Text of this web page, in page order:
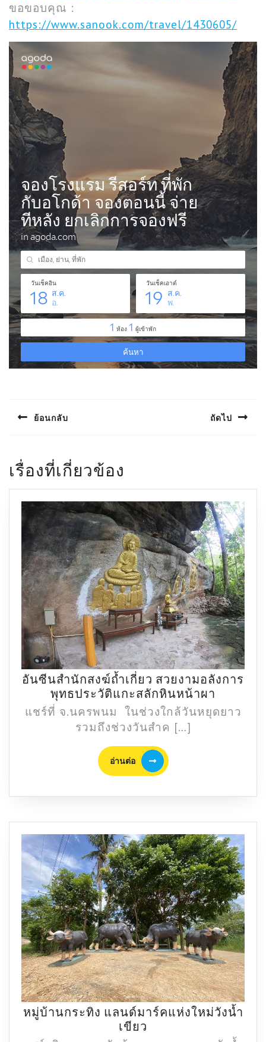
ขอขอบคุณ :
https://www.sanook.com/travel/1430605/
เรื่องย้อนกลับ ถัดไป
เรื่องที่เกี่ยวข้อง
อันซีนสำนักสงฆ์ถ้ำเกี่ยว สวยงามอลังการ
พุทธประวัติแกะสลักหินหน้าผา
ซีน
พุทธ
แกะ
สลัก
หิน
หน้าผา
แชร์ที่ จ.นครพนม ในช่วงใกล้วันหยุดยาว
รวมถึงช่วงวันสำค […]
อ่านต่อ
อ่าน
ต่อ
หมู่บ้านกระทิง แลนด์มาร์คแห่งใหม่วังน้ำ
เขียว